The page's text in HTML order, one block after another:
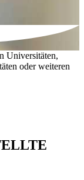
Universitäten,
oder weiteren